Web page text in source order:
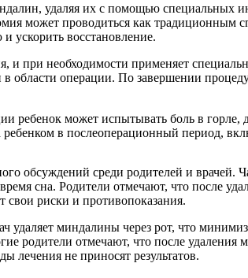
удаляя их с помощью специальных
может проводиться как традиционным
ускорить восстановление.
и при необходимости применяет
области операции. По завершении
ребенок может испытывать боль в
ребенком в послеоперационный период,
обсуждений среди родителей и врачей.
сна. Родители отмечают, что после
свои риски и противопоказания.
миндалины через рот, что
родители отмечают, что после
лечения не приносят результатов.